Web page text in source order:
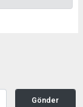
Gönder